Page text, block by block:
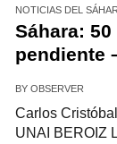
NOTICIAS DEL
Sáhara:
pendiente
BY OBSERVER
Carlos
UNAI BEROIZ